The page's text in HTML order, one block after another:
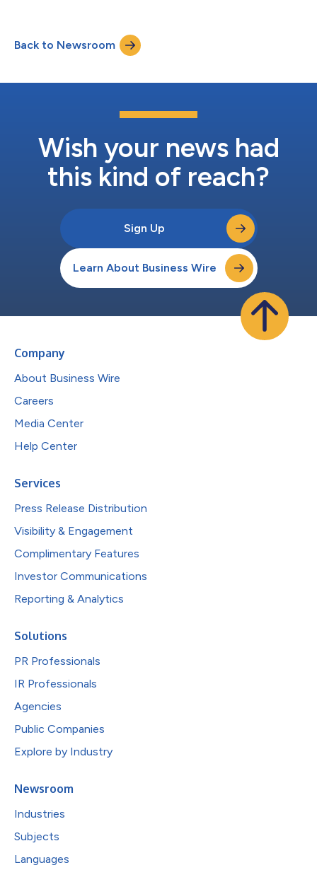
料的复杂、低浓度材料中选择性地提取高价值金属，能够帮助矿业
公司利用这种金属天然副产品生产来创造新的收入来源，从而减少
矿渣方面的财务和环境责任。 Mineração Taboca S.A.是巴西一家
了一份谅解备忘录(MOU)，通过合作来探索如何使用Boston Metal
的、有利可图的解决方案。针对这份谅解备忘录的工艺开发工作将
在Boston Metal do Brasil进行。 Boston Metal do Bra...
Back to Newsroom
Wish your news had
this kind of reach?
Sign Up
Learn About Business Wire
Company
About Business Wire
Careers
Media Center
Help Center
Services
Press Release Distribution
Visibility & Engagement
Complimentary Features
Investor Communications
Reporting & Analytics
Solutions
PR Professionals
IR Professionals
Agencies
Public Companies
Explore by Industry
Newsroom
Industries
Subjects
Languages